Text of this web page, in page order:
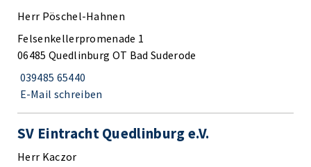
Herr Pöschel-Hahnen
Felsenkellerpromenade 1
06485 Quedlinburg OT Bad Suderode
039485 65440
E-Mail schreiben
SV Eintracht Quedlinburg e.V.
Herr Kaczor